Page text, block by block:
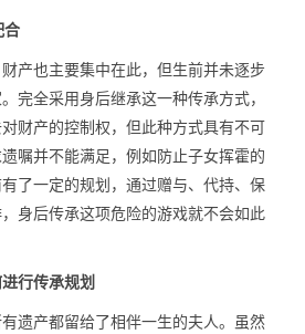
合
产也主要集中在此，但生前并未逐步
完全采用身后继承这一种传承方式，
财产的控制权，但此种方式具有不可
嘱并不能满足，例如防止子女挥霍的
了一定的规划，通过赠与、代持、保
身后传承这项危险的游戏就不会如此
行传承规划
遗产都留给了相伴一生的夫人。虽然